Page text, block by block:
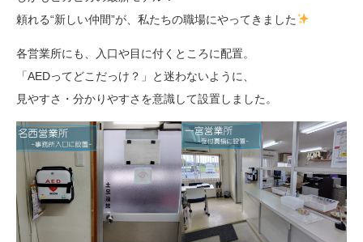
頼れる“新しい仲間”が、私たちの職場にやってきました
各営業所にも、入口や目に付くところに配置。
「AEDってどこだっけ？」と迷わないように、
見やすさ・分かりやすさを意識して設置しました。